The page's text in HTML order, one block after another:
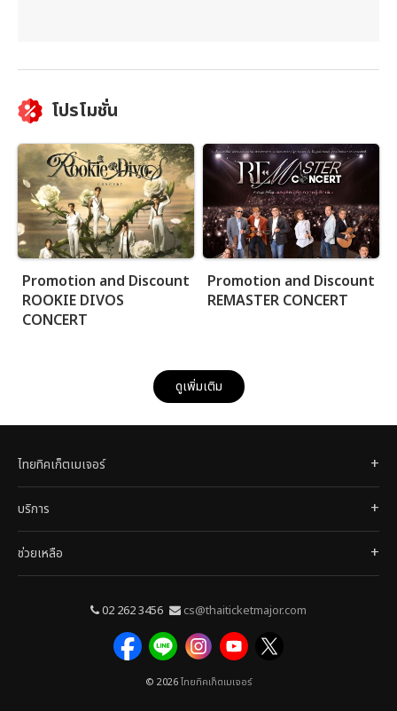
โปรโมชั่น
Promotion and Discount
ROOKIE DIVOS
CONCERT
Promotion and Discount
REMASTER CONCERT
ดูเพิ่มเติม
ไทยทิคเก็ตเมเจอร์
บริการ
ช่วยเหลือ
02 262 3456 cs@thaiticketmajor.com
© 2026ไทยทิคเก็ตเมเจอร์